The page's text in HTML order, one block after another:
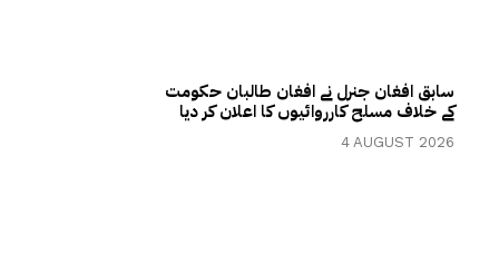
سابق افغان جنرل نے افغان طالبان حکومت
کے خلاف مسلح کارروائیوں کا اعلان کر دیا
4 AUGUST 2026